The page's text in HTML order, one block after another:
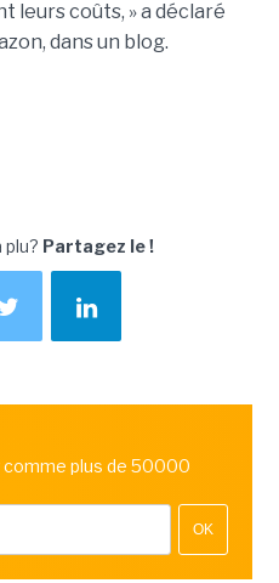
leurs coûts, » a déclaré
dans un blog.
plu? Partagez le !
plus de 50000
OK